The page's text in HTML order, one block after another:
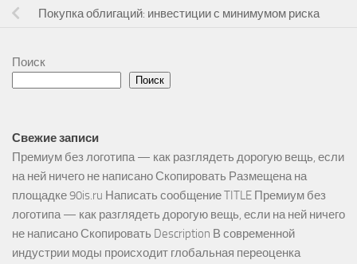
Покупка облигаций: инвестиции с минимумом риска
Поиск
Поиск
Свежие записи
Премиум без логотипа — как разглядеть дорогую вещь, если
на ней ничего не написано Скопировать Размещена на
площадке 90is.ru Написать сообщение TITLE Премиум без
логотипа — как разглядеть дорогую вещь, если на ней ничего
не написано Скопировать Description В современной
индустрии моды происходит глобальная переоценка